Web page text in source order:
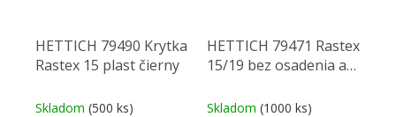
HETTICH 79490 Krytka
Rastex 15 plast čierny
Skladom (500 ks)
HETTICH 79471 Rastex
15/19 bez osadenia a
Skladom (1000 ks)